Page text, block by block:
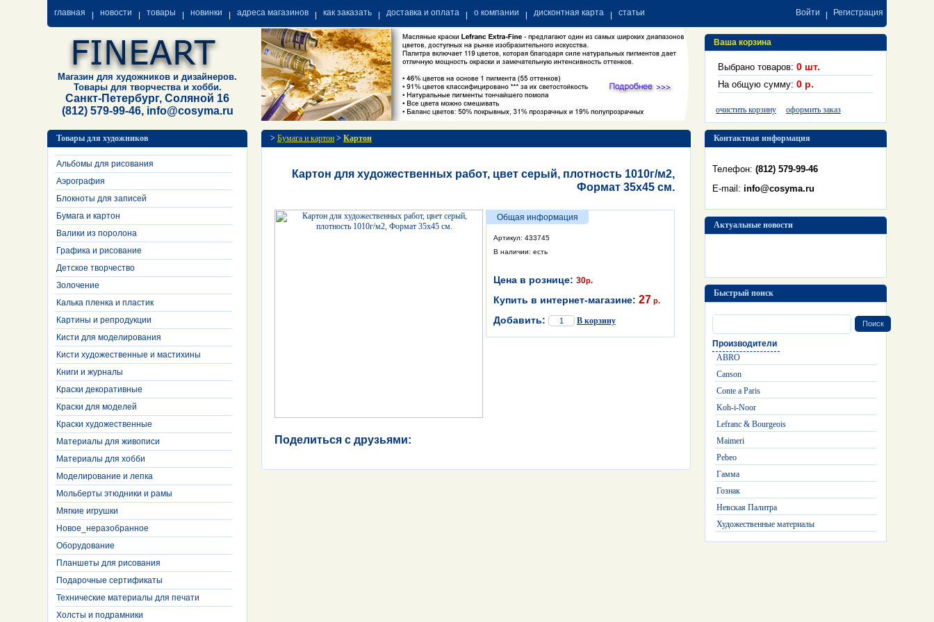
главная новости товары новинки адреса магазинов как заказать доставка и оплата о компании дисконтная карта статьи Войти Регистрация
Магазин для художников и дизайнеров.
Товары для творчества и хобби.
Санкт-Петербург, Соляной 16
(812) 579-99-46, info@cosyma.ru
Ваша корзина
Выбрано товаров: 0 шт.
На общую сумму: 0 р.
очистить корзину оформить заказ
Товары для художников
Альбомы для рисования
Аэрография
Блокноты для записей
Бумага и картон
Валики из поролона
Графика и рисование
Детское творчество
Золочение
Калька пленка и пластик
Картины и репродукции
Кисти для моделирования
Кисти художественные и мастихины
Книги и журналы
Краски декоративные
Краски для моделей
Краски художественные
Материалы для живописи
Материалы для хобби
Моделирование и лепка
Мольберты этюдники и рамы
Мягкие игрушки
Новое_неразобранное
Оборудование
Планшеты для рисования
Подарочные сертификаты
Технические материалы для печати
Холсты и подрамники
> Бумага и картон > Картон
Картон для художественных работ, цвет серый, плотность 1010г/м2,
Формат 35x45 см.
Общая информация
Артикул: 433745
В наличии: есть
Цена в рознице: 30р.
Купить в интернет-магазине: 27 р.
Добавить: В корзину
Поделиться с друзьями:
Контактная информация
Телефон: (812) 579-99-46
E-mail: info@cosyma.ru
Актуальные новости
Быстрый поиск
Производители
ABRO
Canson
Conte a Paris
Koh-i-Noor
Lefranc & Bourgeois
Maimeri
Pebeo
Гамма
Гознак
Невская Палитра
Художественные материалы